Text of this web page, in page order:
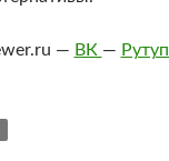
— ВК — Рутуп